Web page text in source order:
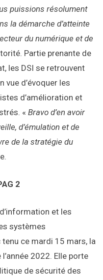
puissions résolument
la démarche d’atteinte
du numérique et de
Partie prenante de
les DSI se retrouvent
vue d’évoquer les
d’amélioration et
« Bravo d’en avoir
d’émulation et de
de la stratégie du
2
et les
systèmes
ce mardi 15 mars, la
2022. Elle porte
de sécurité des